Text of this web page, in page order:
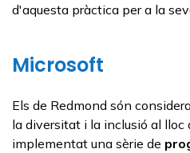
d'aquesta pràctica per a la
Microsoft
Els de Redmond són
la diversitat i la inclusió al
implementat una sèrie de